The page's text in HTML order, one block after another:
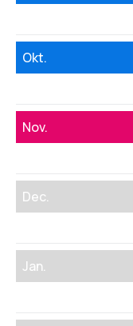
Okt.
Nov.
Dec.
Jan.